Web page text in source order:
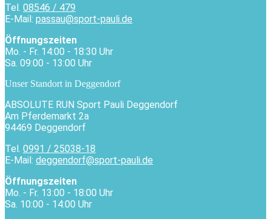
Tel. 08546 / 479
E-Mail: passau@sport-pauli.de
Öffnungszeiten
Mo. - Fr. 14:00 - 18:30 Uhr
Sa. 09:00 - 13:00 Uhr
Unser Standort in Deggendorf
ABSOLUTE RUN Sport Pauli Deggendorf
Am Pferdemarkt 2a
94469 Deggendorf
Tel. 0991 / 25038-18
E-Mail: deggendorf@sport-pauli.de
Öffnungszeiten
Mo. - Fr. 13:00 - 18:00 Uhr
Sa. 10:00 - 14:00 Uhr